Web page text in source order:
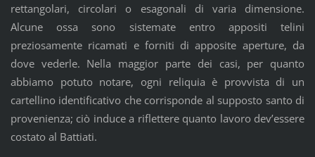
rettangolari, circolari o esagonali di varia dimensione.
Alcune ossa sono sistemate entro appositi telini
preziosamente ricamati e forniti di apposite aperture, da
dove vederle. Nella maggior parte dei casi, per quanto
abbiamo potuto notare, ogni reliquia è provvista di un
cartellino identificativo che corrisponde al supposto santo di
provenienza; ciò induce a riflettere quanto lavoro dev’essere
costato al Battiati.